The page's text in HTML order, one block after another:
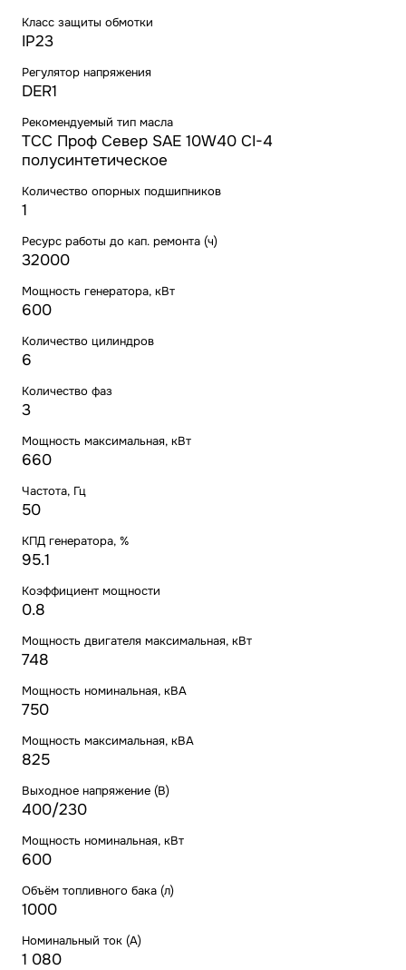
Класс защиты обмотки
IP23
Регулятор напряжения
DER1
Рекомендуемый тип масла
ТСС Проф Север SAE 10W40 CI-4
полусинтетическое
Количество опорных подшипников
1
Ресурс работы до кап. ремонта (ч)
32000
Мощность генератора, кВт
600
Количество цилиндров
6
Количество фаз
3
Мощность максимальная, кВт
660
Частота, Гц
50
КПД генератора, %
95.1
Коэффициент мощности
0.8
Мощность двигателя максимальная, кВт
748
Мощность номинальная, кВА
750
Мощность максимальная, кВА
825
Выходное напряжение (В)
400/230
Мощность номинальная, кВт
600
Объём топливного бака (л)
1000
Номинальный ток (А)
1 080